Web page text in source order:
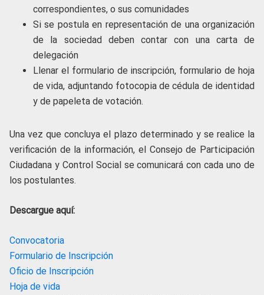
correspondientes, o sus comunidades
Si se postula en representación de una organización
de la sociedad deben contar con una carta de
delegación
Llenar el formulario de inscripción, formulario de hoja
de vida, adjuntando fotocopia de cédula de identidad
y de papeleta de votación.
Una vez que concluya el plazo determinado y se realice la
verificación de la información, el Consejo de Participación
Ciudadana y Control Social se comunicará con cada uno de
los postulantes.
Descargue aquí:
Convocatoria
Formulario de Inscripción
Oficio de Inscripción
Hoja de vida